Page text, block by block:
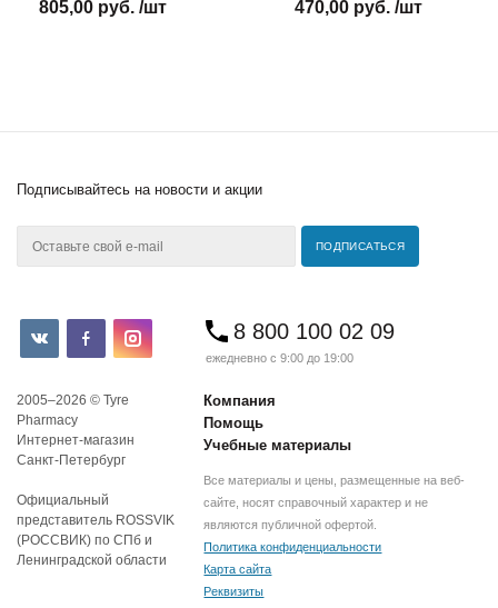
805,00 руб. /шт 470,00 руб. /шт
Подписывайтесь на новости и акции
8 800 100 02 09
ежедневно с 9:00 до 19:00
2005–2026 © Tyre
Pharmacy
Интернет-магазин
Санкт-Петербург
Официальный
представитель ROSSVIK
(РОССВИК) по СПб и
Ленинградской области
Компания
Помощь
Учебные материалы
Все материалы и цены, размещенные на веб-
сайте, носят справочный характер и не
являются публичной офертой.
Политика конфиденциальности
Карта сайта
Реквизиты